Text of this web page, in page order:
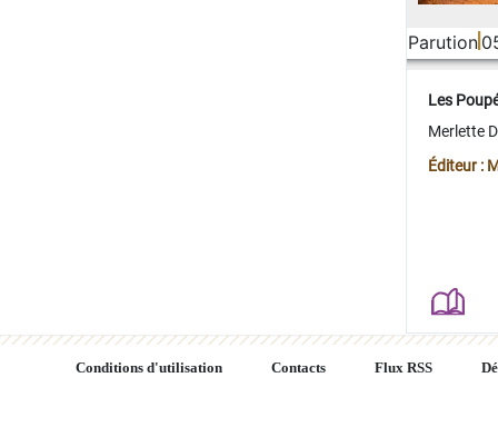
Parution
Les
Merlette
Éditeur :
Conditions d'utilisation Contacts Flux RSS